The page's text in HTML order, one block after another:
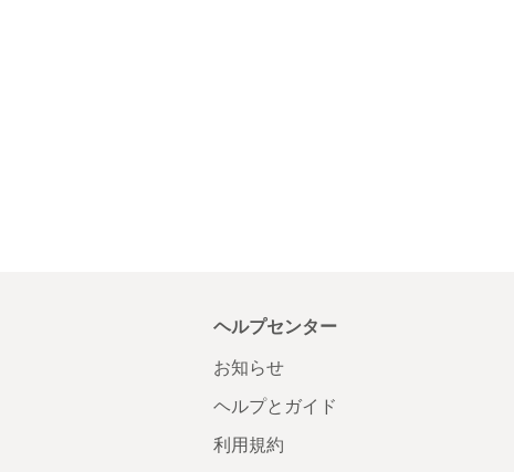
ヘルプセンター
お知らせ
ヘルプとガイド
利用規約